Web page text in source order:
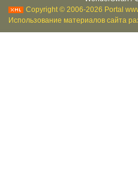
Copyright © 2006-2026 Portal
Использование материалов сайта